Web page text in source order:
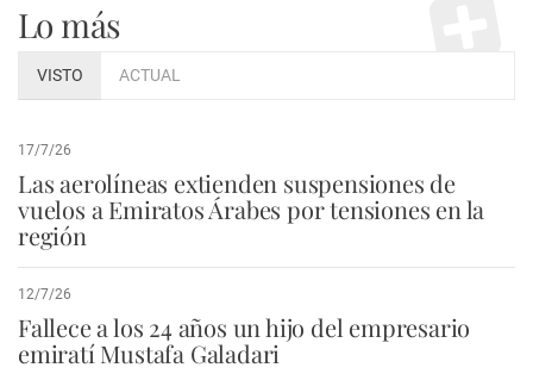
Lo más
VISTO ACTUAL
17/7/26
Las aerolíneas extienden suspensiones de
vuelos a Emiratos Árabes por tensiones en la
región
12/7/26
Fallece a los 24 años un hijo del empresario
emiratí Mustafa Galadari